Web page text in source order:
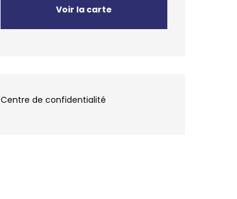
Voir la carte
Centre de confidentialité